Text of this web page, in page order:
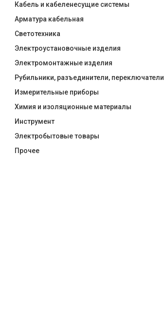
Кабель и кабеленесущие системы
Арматура кабельная
Светотехника
Электроустановочные изделия
Электромонтажные изделия
Рубильники, разъединители, переключатели
Измерительные приборы
Химия и изоляционные материалы
Инструмент
Электробытовые товары
Прочее